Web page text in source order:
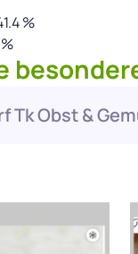
%
Tk Obst &